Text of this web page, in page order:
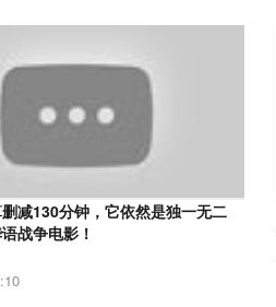
删减130分钟，它依然是独一无二
战争电影！